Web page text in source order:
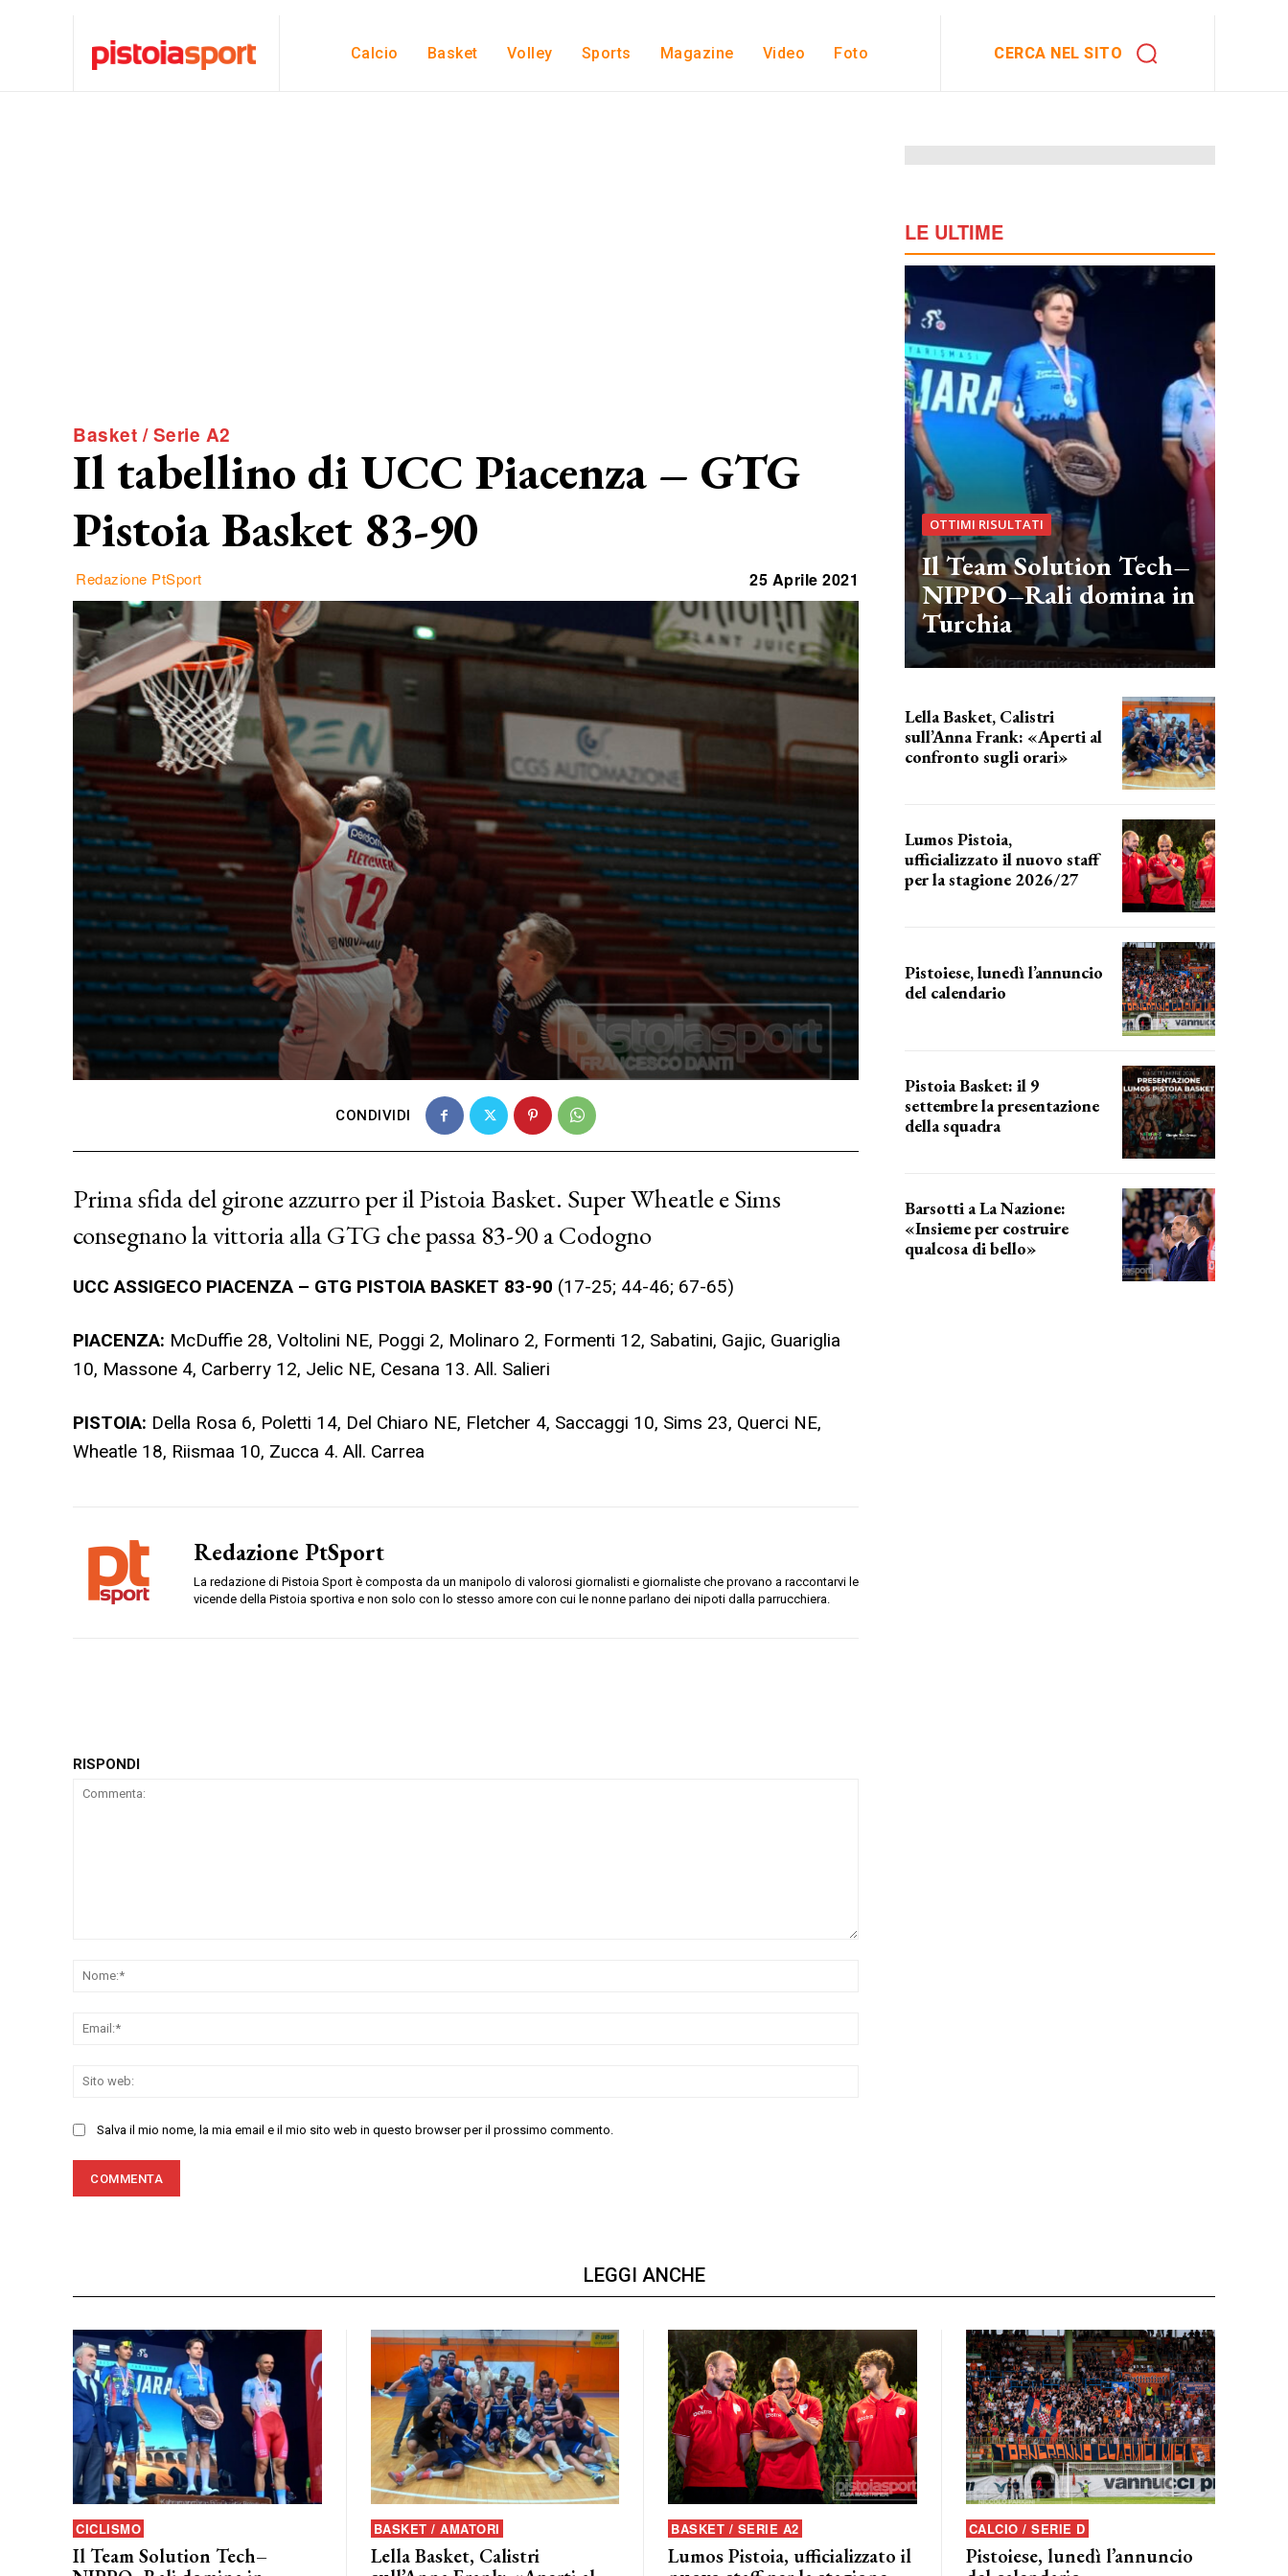
Calcio Basket Volley Sports Magazine Video Foto CERCA NEL SITO
Basket / Serie A2
Il tabellino di UCC Piacenza – GTG
Pistoia Basket 83-90
Redazione PtSport 25 Aprile 2021
CONDIVIDI
Prima sfida del girone azzurro per il Pistoia Basket. Super Wheatle e Sims
consegnano la vittoria alla GTG che passa 83-90 a Codogno
UCC ASSIGECO PIACENZA – GTG PISTOIA BASKET 83-90 (17-25; 44-46; 67-65)
PIACENZA: McDuffie 28, Voltolini NE, Poggi 2, Molinaro 2, Formenti 12, Sabatini, Gajic, Guariglia
10, Massone 4, Carberry 12, Jelic NE, Cesana 13. All. Salieri
PISTOIA: Della Rosa 6, Poletti 14, Del Chiaro NE, Fletcher 4, Saccaggi 10, Sims 23, Querci NE,
Wheatle 18, Riismaa 10, Zucca 4. All. Carrea
Redazione PtSport
La redazione di Pistoia Sport è composta da un manipolo di valorosi giornalisti e giornaliste che provano a raccontarvi le
vicende della Pistoia sportiva e non solo con lo stesso amore con cui le nonne parlano dei nipoti dalla parrucchiera.
RISPONDI
Salva il mio nome, la mia email e il mio sito web in questo browser per il prossimo commento.
LE ULTIME
OTTIMI RISULTATI
Il Team Solution Tech–
NIPPO–Rali domina in
Turchia
Lella Basket, Calistri
sull’Anna Frank: «Aperti al
confronto sugli orari»
Lumos Pistoia,
ufficializzato il nuovo staff
per la stagione 2026/27
Pistoiese, lunedì l’annuncio
del calendario
Pistoia Basket: il 9
settembre la presentazione
della squadra
Barsotti a La Nazione:
«Insieme per costruire
qualcosa di bello»
LEGGI ANCHE
CICLISMO
Il Team Solution Tech–
BASKET / AMATORI
Lella Basket, Calistri
BASKET / SERIE A2
Lumos Pistoia, ufficializzato il
CALCIO / SERIE D
Pistoiese, lunedì l’annuncio